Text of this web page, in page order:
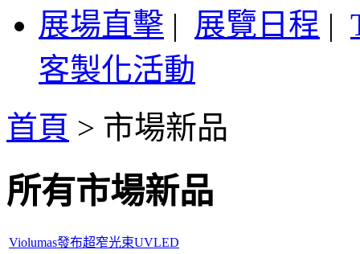
展場直擊 | 展覽日程 |
客製化活動
首頁 > 市場新品
所有市場新品
Violumas發布超窄光束UVLED